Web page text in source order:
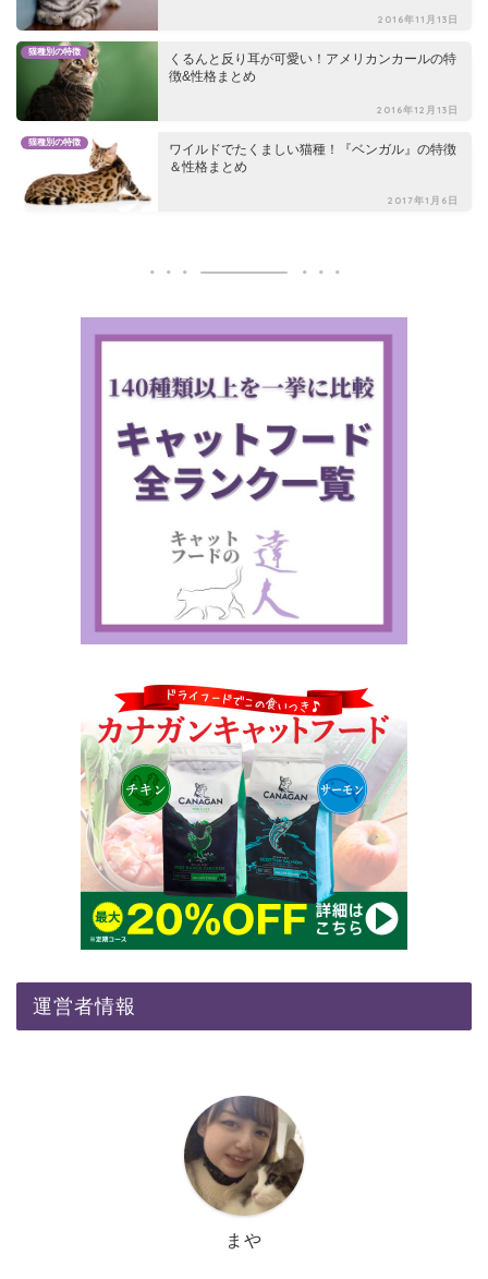
2016年11月13日
猫種別の特徴
くるんと反り耳が可愛い！アメリカンカールの特
徴&性格まとめ
2016年12月13日
猫種別の特徴
ワイルドでたくましい猫種！『ベンガル』の特徴
＆性格まとめ
2017年1月6日
運営者情報
まや